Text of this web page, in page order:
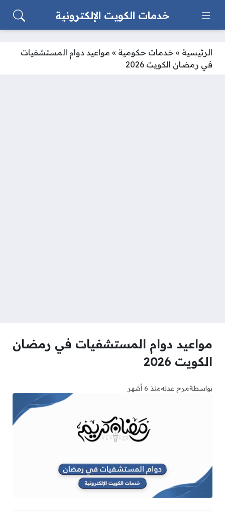
خدمات الكويت الإلكترونية
الرئيسية » خدمات حكومية » مواعيد دوام المستشفيات
في رمضان الكويت 2026
مواعيد دوام المستشفيات في رمضان
الكويت 2026
بواسطةمرح عدلهمنذ 6 أشهر